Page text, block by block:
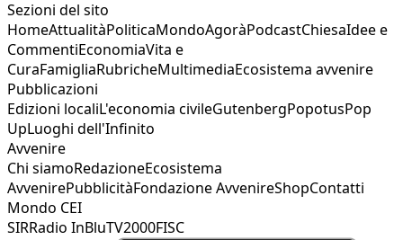
Sezioni del sito
HomeAttualitàPoliticaMondoAgoràPodcastChiesaIdee e
CommentiEconomiaVita e
CuraFamigliaRubricheMultimediaEcosistema avvenire
Pubblicazioni
Edizioni localiL'economia civileGutenbergPopotusPop
UpLuoghi dell'Infinito
Avvenire
Chi siamoRedazioneEcosistema
AvvenirePubblicitàFondazione AvvenireShopContatti
Mondo CEI
SIRRadio InBluTV2000FISC